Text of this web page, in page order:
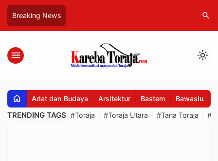
Breaking News search
menu light_mode
home Adat dan Budaya Arsitektur Bastem Bawaslu
TRENDING TAGS #Toraja #Toraja Utara #Tana Toraja